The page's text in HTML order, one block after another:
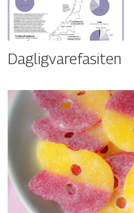
Dagligvarefasiten